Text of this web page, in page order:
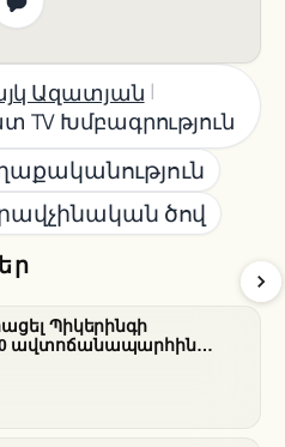
Պիկերինգի
ավտոճանապարհին
հետևանքով
Ազատյան |
TV Խմբագրություն
ծով